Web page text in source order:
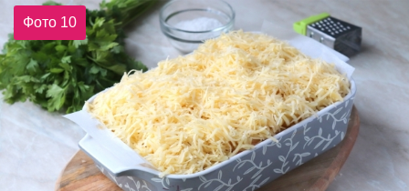
Фото 10